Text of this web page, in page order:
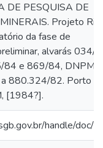
DE PESQUISA DE
Projeto Rio
da fase de
alvarás 034/
e 869/84, DNPM
880.324/82. Porto
[1984?].
handle/doc/